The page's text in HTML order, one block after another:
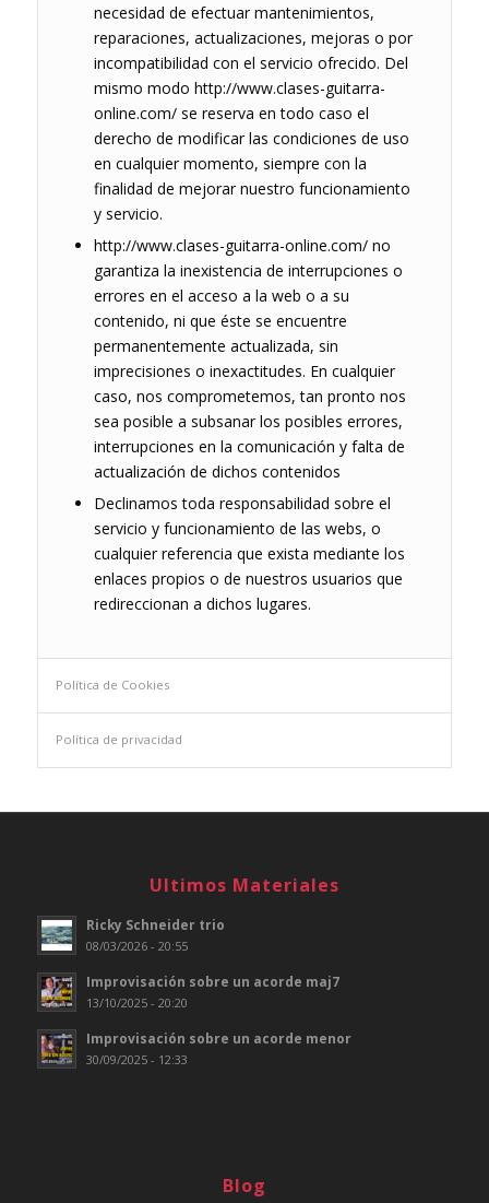
necesidad de efectuar mantenimientos,
reparaciones, actualizaciones, mejoras o por
incompatibilidad con el servicio ofrecido. Del
mismo modo http://www.clases-guitarra-
online.com/ se reserva en todo caso el
derecho de modificar las condiciones de uso
en cualquier momento, siempre con la
finalidad de mejorar nuestro funcionamiento
y servicio.
http://www.clases-guitarra-online.com/ no
garantiza la inexistencia de interrupciones o
errores en el acceso a la web o a su
contenido, ni que éste se encuentre
permanentemente actualizada, sin
imprecisiones o inexactitudes. En cualquier
caso, nos comprometemos, tan pronto nos
sea posible a subsanar los posibles errores,
interrupciones en la comunicación y falta de
actualización de dichos contenidos
Declinamos toda responsabilidad sobre el
servicio y funcionamiento de las webs, o
cualquier referencia que exista mediante los
enlaces propios o de nuestros usuarios que
redireccionan a dichos lugares.
Política de Cookies
Política de privacidad
Ultimos Materiales
Ricky Schneider trio
08/03/2026 - 20:55
Improvisación sobre un acorde maj7
13/10/2025 - 20:20
Improvisación sobre un acorde menor
30/09/2025 - 12:33
Blog